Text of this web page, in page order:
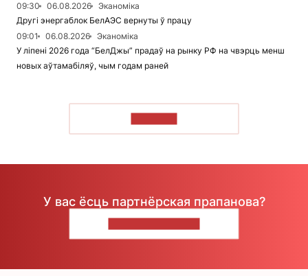
09:30
06.08.2026
Эканоміка
Другі энергаблок БелАЭС вернуты ў працу
09:01
06.08.2026
Эканоміка
У ліпені 2026 года “БелДжы” прадаў на рынку РФ на чвэрць менш
новых аўтамабіляў, чым годам раней
У вас ёсць партнёрская прапанова?